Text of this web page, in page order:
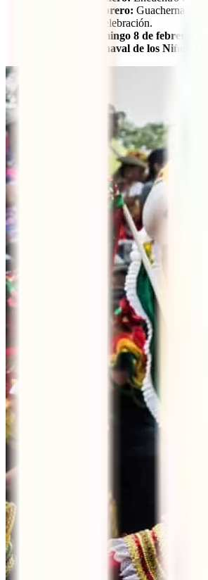
Viernes 6 de febrero: Guacherna
ancestral de la celebración.
Sábado 7 y domingo 8 de febrero:
Desfile del Carnaval de los Niños: